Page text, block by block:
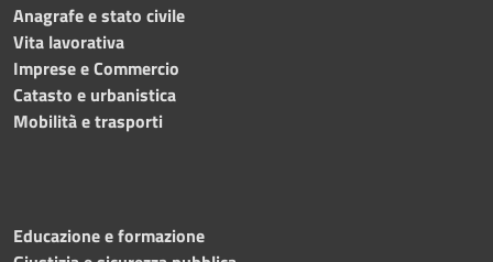
Anagrafe e stato civile
Vita lavorativa
Imprese e Commercio
Catasto e urbanistica
Mobilità e trasporti
Educazione e formazione